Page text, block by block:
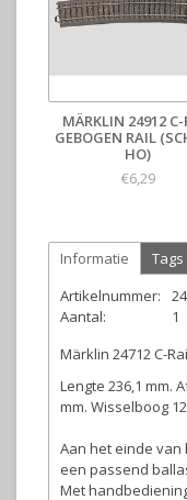
MÄRKLIN 24912
GEBOGEN RAIL
HO)
€6,29
Informatie
Tags
Artikelnummer:
Aantal:
1
Märklin 24712 C-
Lengte 236,1 mm.
mm. Wisselboog
Aan het einde van
een passend
Met